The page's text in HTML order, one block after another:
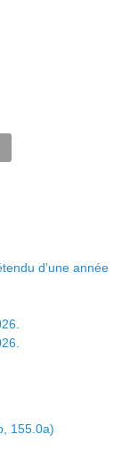
d’une année
155.0a)